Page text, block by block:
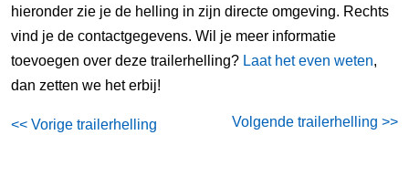
hieronder zie je de helling in zijn directe omgeving. Rechts
vind je de contactgegevens. Wil je meer informatie
toevoegen over deze trailerhelling? Laat het even weten,
dan zetten we het erbij!
<< Vorige trailerhelling Volgende trailerhelling >>